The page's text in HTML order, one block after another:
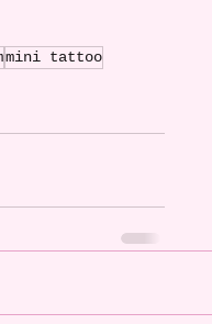
mini tattoo